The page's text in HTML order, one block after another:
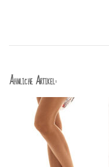
Ähnliche Artikel: